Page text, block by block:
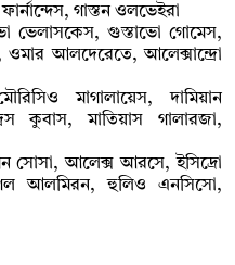
গাস্তন ওলভেইরা
ভেলাসকেস, গুস্তাভো গোমেস,
আলদেরেতে, আলেক্সান্দ্রো
মাগালায়েস, দামিয়ান
কুবাস, মাতিয়াস গালারজা,
সোসা, আলেক্স আরসে, ইসিদ্রো
আলমিরন, হুলিও এনসিসো,